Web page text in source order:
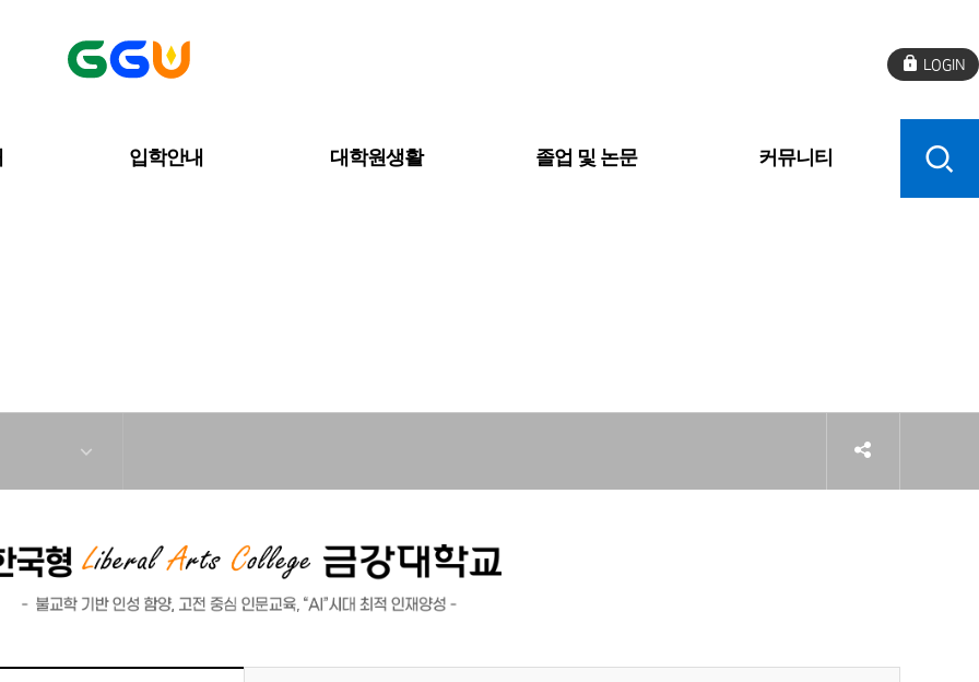
입학안내 대학원생활 졸업 및 논문 커뮤니티
로
그